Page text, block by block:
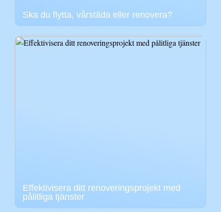
Ska du flytta, vårstäda eller renovera?
Effektivisera ditt renoveringsprojekt med
pålitliga tjänster